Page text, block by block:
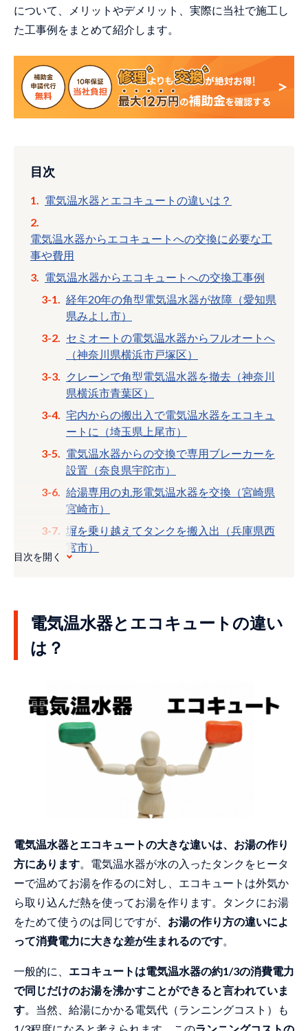
について、メリットやデメリット、実際に当社で施工し
た工事例をまとめて紹介します。
目次
電気温水器とエコキュートの違いは？
電気温水器からエコキュートへの交換に必要な工
事や費用
電気温水器からエコキュートへの交換工事例
経年20年の角型電気温水器が故障（愛知県
県みよし市）
セミオートの電気温水器からフルオートへ
（神奈川県横浜市戸塚区）
クレーンで角型電気温水器を撤去（神奈川
県横浜市青葉区）
宅内からの搬出入で電気温水器をエコキュ
ートに（埼玉県上尾市）
電気温水器からの交換で専用ブレーカーを
設置（奈良県宇陀市）
給湯専用の丸形電気温水器を交換（宮崎県
宮崎市）
塀を乗り越えてタンクを搬入出（兵庫県西
宮市）
コキュートに（長崎県西彼杵郡長与町）
潟市北区）
経年18年の電気温水器を交換（福岡県福
岡市南区）
2002年製の電気温水器を撤去（東京都荒
40Ａから20Ａのブレーカーに交換（福岡
屋内設置の電気温水器を撤去（兵庫県養
追い焚き配管を追加してフルオートに交
換（鹿児島県霧島市）
経年19年の電気温水器を交換（福岡県福
岡市東区）
も交換（福岡県糸島市）
経過年数15年の電気温水器を撤去（長野
県伊那市）
目次を開く
電気温水器とエコキュートの違い
は？
電気温水器とエコキュートの大きな違いは、お湯の作り
方にあります。電気温水器が水の入ったタンクをヒータ
ーで温めてお湯を作るのに対し、エコキュートは外気か
ら取り込んだ熱を使ってお湯を作ります。タンクにお湯
をためて使うのは同じですが、 お湯の作り方の違いによ
って消費電力に大きな差が生まれるのです。
一般的に、 エコキュートは電気温水器の約1/3の消費電力
で同じだけのお湯を沸かすことができると言われていま
す。当然、給湯にかかる電気代（ランニングコスト）も